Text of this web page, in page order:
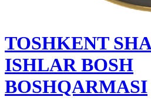
TOSHKENT
ISHLAR BOSH
BOSHQARMASI